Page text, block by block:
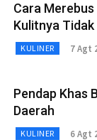
Cara
Kulitnya Tidak
KULINER 7 Agt
Pendap Khas
Daerah
KULINER 6 Agt